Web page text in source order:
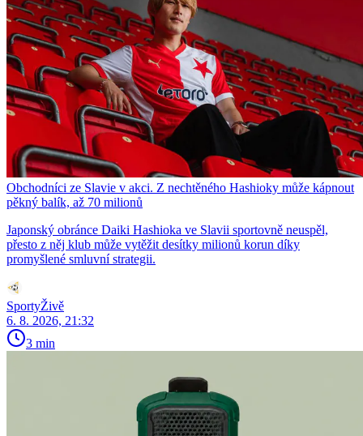
Obchodníci ze Slavie v akci. Z nechtěného Hashioky může kápnout
pěkný balík, až 70 milionů
Japonský obránce Daiki Hashioka ve Slavii sportovně neuspěl,
přesto z něj klub může vytěžit desítky milionů korun díky
promyšlené smluvní strategii.
SportyŽivě
6. 8. 2026, 21:32
3 min